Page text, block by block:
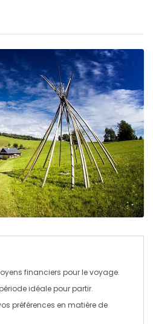
financiers pour le voyage.
idéale pour partir.
préférences en matière de